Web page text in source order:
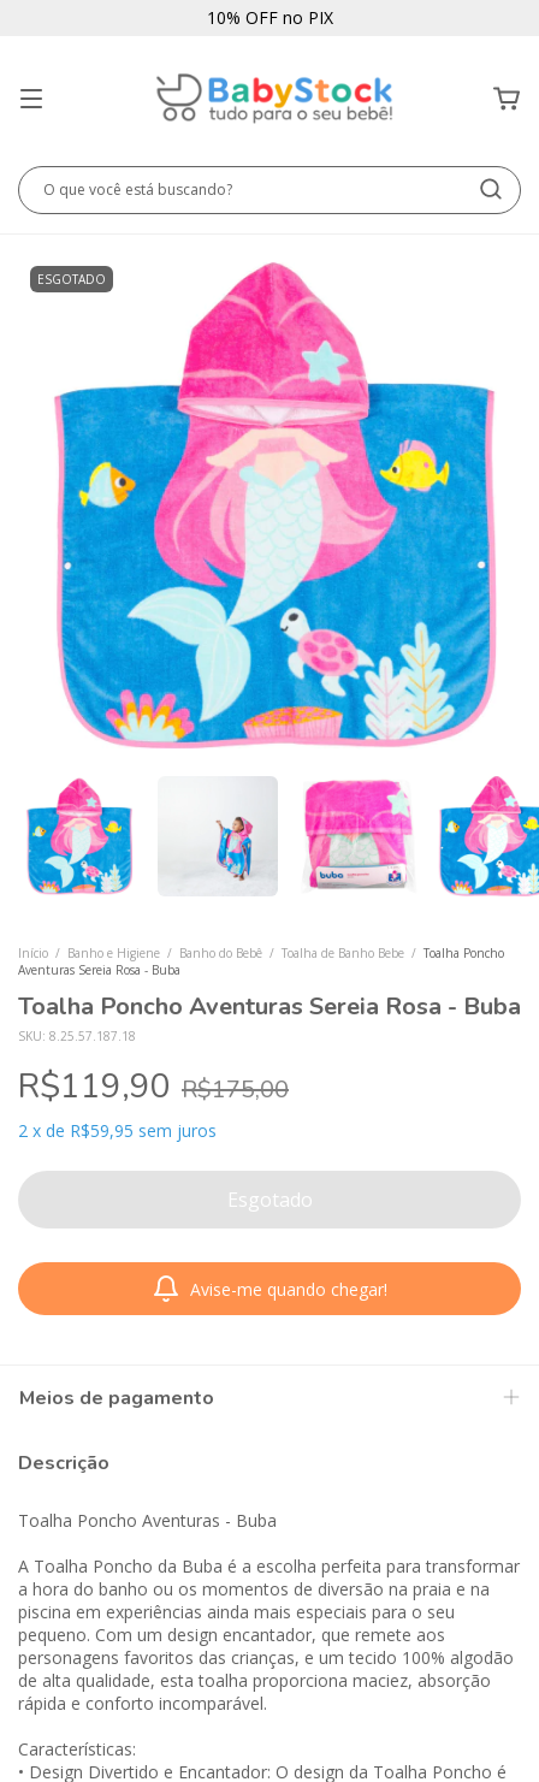
10% OFF no PIX
ESGOTADO
Início / Banho e Higiene / Banho do Bebê / Toalha de Banho Bebe / Toalha Poncho
Aventuras Sereia Rosa - Buba
Toalha Poncho Aventuras Sereia Rosa - Buba
SKU: 8.25.57.187.18
R$119,90 R$175,00
2 x de R$59,95 sem juros
Avise-me quando chegar!
Meios de pagamento
Descrição
Toalha Poncho Aventuras - Buba
A Toalha Poncho da Buba é a escolha perfeita para transformar
a hora do banho ou os momentos de diversão na praia e na
piscina em experiências ainda mais especiais para o seu
pequeno. Com um design encantador, que remete aos
personagens favoritos das crianças, e um tecido 100% algodão
de alta qualidade, esta toalha proporciona maciez, absorção
rápida e conforto incomparável.
Características:
• Design Divertido e Encantador: O design da Toalha Poncho é